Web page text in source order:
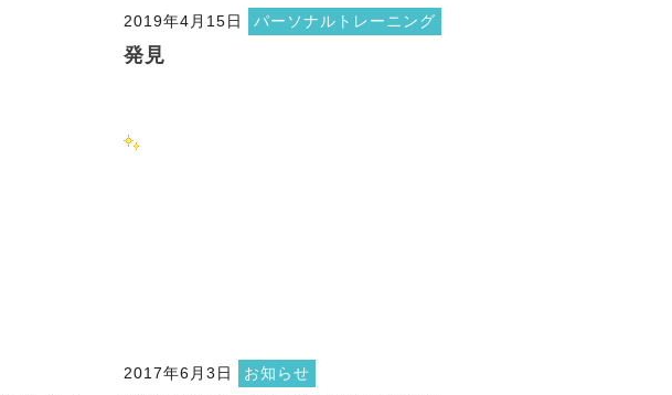
2019年4月15日 パーソナルトレーニング
発見
2017年6月3日 お知らせ